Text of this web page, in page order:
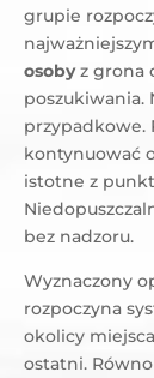
grupie
osobyz grona
poszukiwania.
przypadkowe.
kontynuować
istotne z
bez nadzoru.
Wyznaczony
rozpoczyna
okolicy
ostatni.